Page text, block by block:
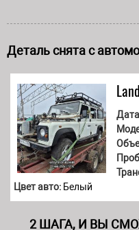
Деталь снята с
Цвет авто: Белый
2 ШАГА, И ВЫ